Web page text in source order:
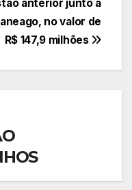
anterior junto à
no valor de
R$ 147,9 milhões